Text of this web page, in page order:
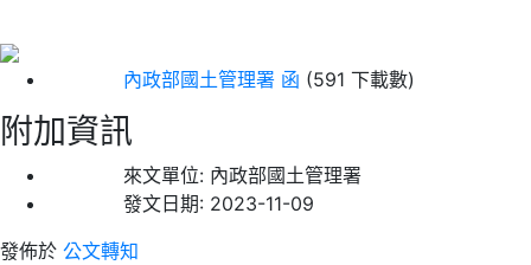
內政部國土管理署 函 (591 下載數)
附加資訊
來文單位: 內政部國土管理署
發文日期: 2023-11-09
發佈於 公文轉知